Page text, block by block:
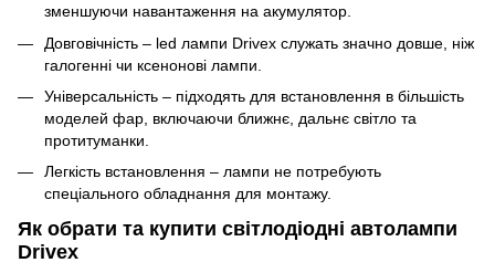
зменшуючи навантаження на акумулятор.
Довговічність – led лампи Drivex служать значно довше, ніж
галогенні чи ксенонові лампи.
Універсальність – підходять для встановлення в більшість
моделей фар, включаючи ближнє, дальнє світло та
протитуманки.
Легкість встановлення – лампи не потребують
спеціального обладнання для монтажу.
Як обрати та купити світлодіодні автолампи
Drivex